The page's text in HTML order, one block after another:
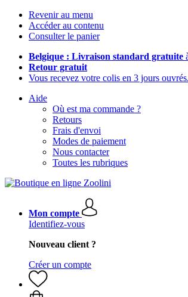
Revenir au menu
Accéder au contenu
Consulter le panier
Belgique : Livraison standard gratuite
Retour gratuit
Vous recevez votre colis en 3 jours ouvrés.
Aide
Où est ma commande ?
Retours
Frais d'envoi
Modes de paiement
Nous contacter
Toutes les rubriques
Mon compte
Identifiez-vous
Nouveau client ?
Créer un compte